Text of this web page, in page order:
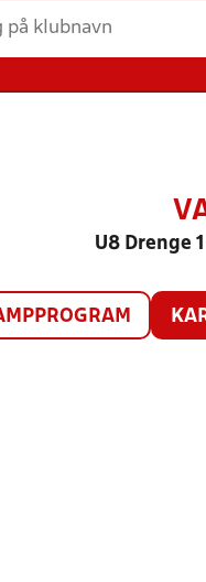
U8 Drenge